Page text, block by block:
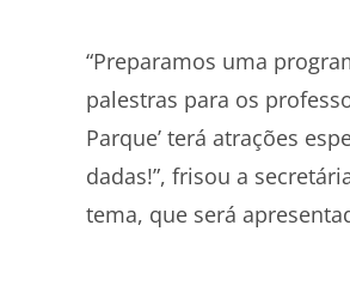
“Preparamos uma
palestras para os
Parque’ terá atrações
dadas!”, frisou a
tema, que será